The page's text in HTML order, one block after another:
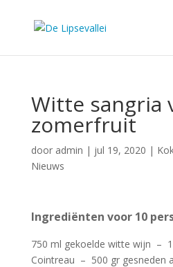
Witte sangria
zomerfruit
door admin | jul 19, 2020 |
Nieuws
Ingrediënten voor 10
750 ml gekoelde witte wijn –
Cointreau – 500 gr gesneden